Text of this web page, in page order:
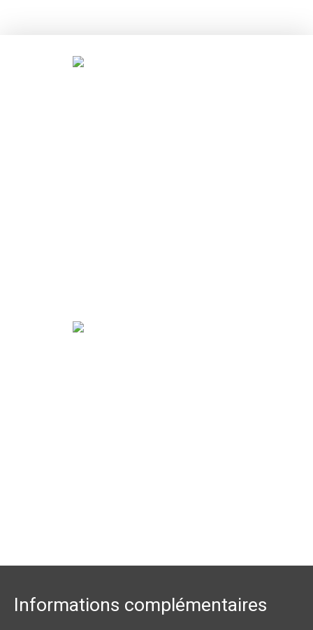
Informations complémentaires